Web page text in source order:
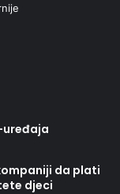
da plati
djeci